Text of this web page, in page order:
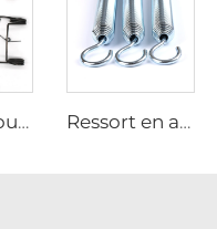
Ressorts lourds en acier inoxydable Coil Métal Trampoline Ressorts Extension Ressort en acier inoxydable sur mesure avec revêtement bleu et blanc en zinc pour ressort d'étension lourd